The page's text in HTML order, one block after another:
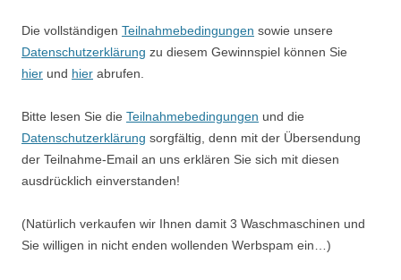
Die vollständigen Teilnahmebedingungen sowie unsere
Datenschutzerklärung zu diesem Gewinnspiel können Sie
hier und hier abrufen.
Bitte lesen Sie die Teilnahmebedingungen und die
Datenschutzerklärung sorgfältig, denn mit der Übersendung
der Teilnahme-Email an uns erklären Sie sich mit diesen
ausdrücklich einverstanden!
(Natürlich verkaufen wir Ihnen damit 3 Waschmaschinen und
Sie willigen in nicht enden wollenden Werbspam ein…)